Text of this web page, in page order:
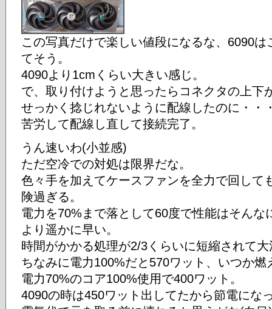
この写真だけで楽しい値段になるな、6090
てそう。
4090より1cmくらい大きい感じ。
で、取り付けようと思ったらコネクタの上下
せっかく捻じれないように配線したのに・・
苦労して配線し直して接続完了。
うん速いわ(小並感)
ただ空冷での対処は限界だな。
色々手を加えてケースファンを全力で回して
険過ぎる。
電力を70%まで落として60度で性能はそんな
より遥かに早い。
時間がかかる処理が2/3くらいに短縮されて
ちなみに電力100%だと570ワット、いつか燃
電力70%のコア100%使用で400ワット。
4090の時は450ワット出してたから節電にな